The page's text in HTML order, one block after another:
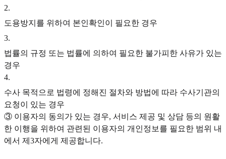
2.
도용방지를 위하여 본인확인이 필요한 경우
3.
법률의 규정 또는 법률에 의하여 필요한 불가피한 사유가 있는
경우
4.
수사 목적으로 법령에 정해진 절차와 방법에 따라 수사기관의
요청이 있는 경우
③ 이용자의 동의가 있는 경우, 서비스 제공 및 상담 등의 원활
한 이행을 위하여 관련된 이용자의 개인정보를 필요한 범위 내
에서 제3자에게 제공합니다.